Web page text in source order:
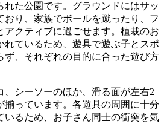
れた公園です。グラウンドにはサッ
おり、家族でボールを蹴ったり、フ
アクティブに過ごせます。植栽のお
れているため、遊具で遊ぶ子とスポ
ず、それぞれの目的に合った遊び方
、シーソーのほか、滑る面が左右2
揃っています。各遊具の周囲に十分
いるため、お子さん同士の衝突を気